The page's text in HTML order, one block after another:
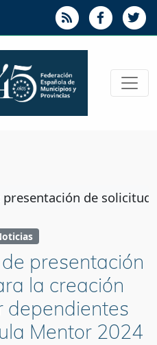
de
presentación
la creación
dependientes
Mentor 2024